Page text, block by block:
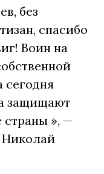
без
спасибо
Воин на
сегодня
защищают
страны », —
Николай